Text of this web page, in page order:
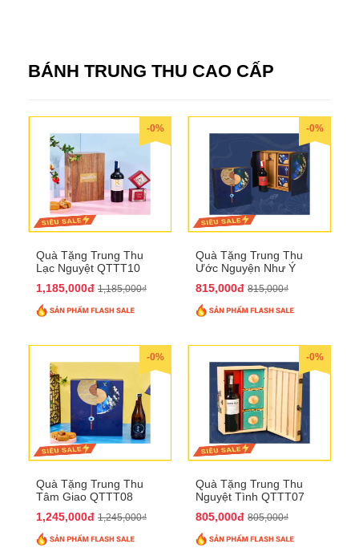
BÁNH TRUNG THU CAO CẤP
-0%
Quà Tặng Trung Thu
Lạc Nguyệt QTTT10
1,185,000đ 1,185,000₫
-0%
Quà Tặng Trung Thu
Ước Nguyện Như Ý
815,000đ 815,000₫
-0%
Quà Tặng Trung Thu
Tâm Giao QTTT08
1,245,000đ 1,245,000₫
-0%
Quà Tặng Trung Thu
Nguyệt Tình QTTT07
805,000đ 805,000₫